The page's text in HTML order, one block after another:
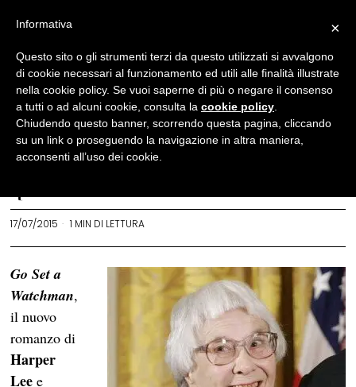
News
Feltrinelli pubblicherà “Go
Set a Watchman”,
sequel de “Il buio oltre la
siepe”
17/07/2015 1 MIN DI LETTURA
Go Set a
Watchman,
il nuovo
romanzo di
Harper
Lee e
×
Informativa
Questo sito o gli strumenti terzi da questo utilizzati si avvalgono
di cookie necessari al funzionamento ed utili alle finalità illustrate
nella cookie policy. Se vuoi saperne di più o negare il consenso
a tutti o ad alcuni cookie, consulta la cookie policy
Chiudendo questo banner, scorrendo questa pagina, cliccando
su un link o proseguendo la navigazione in altra maniera,
acconsenti all’uso dei cookie.